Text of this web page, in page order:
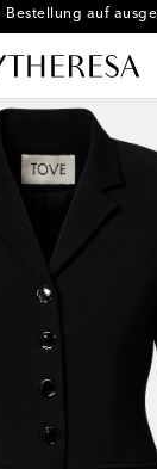
Bestellung auf